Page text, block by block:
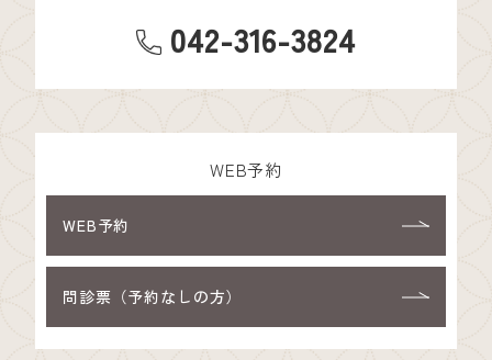
042-316-3824
WEB予約
WEB予約
問診票（予約なしの方）